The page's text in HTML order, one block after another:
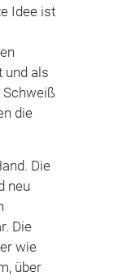
Idee ist
und als
Schweiß
die
Die
neu
Die
wie
über